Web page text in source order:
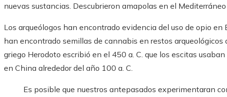
nuevas sustancias. Descubrieron amapolas en el
Los arqueólogos han encontrado evidencia del uso de opio en
han encontrado semillas de cannabis en restos arqueológicos
griego Herodoto escribió en el 450 a. C. que los escitas
en China alrededor del año 100 a. C.
Es posible que nuestros antepasados ​​experimentaran